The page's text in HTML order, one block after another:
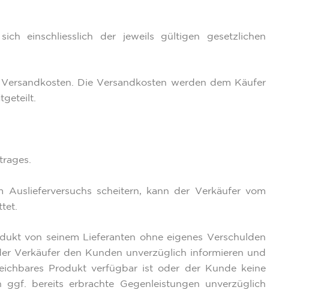
einschliesslich der jeweils gültigen gesetzlichen
Die Versandkosten werden dem Käufer
scheitern, kann der Verkäufer vom
von seinem Lieferanten ohne eigenes Verschulden
Verkäufer den Kunden unverzüglich informieren und
Produkt verfügbar ist oder der Kunde keine
bereits erbrachte Gegenleistungen unverzüglich